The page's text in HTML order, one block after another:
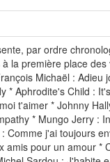
par ordre
la première place
Michaël : Adieu
* Aphrodite's Child :
t'aimer * Johnny
* Mungo Jerry :
Comme j'ai toujours
amis pour un amour *